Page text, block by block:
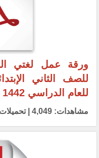
ورقة عمل لغتي
للصف الثاني
للعام الدراسي 1442 هـ.
مشاهدات: 4,049 | تحميلات: 715 | 01/11/2020 02:26 pm